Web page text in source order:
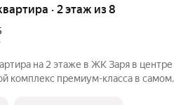
· 2 этаж из 8
на 2 этаже в ЖК Заря в центре